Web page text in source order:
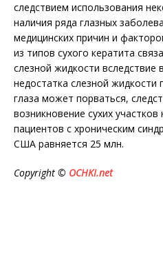
следствием использования
наличия ряда глазных
медицинских причин и
из типов сухого кератита
слезной жидкости вследствие
недостатка слезной жидкости
глаза может порваться,
возникновение сухих
пациентов с хроническим
США равняется 25 млн.
Copyright © OCHKI.net